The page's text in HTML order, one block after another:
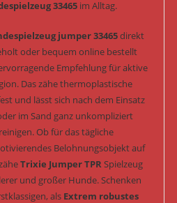
33465im Alltag.
jumper 33465direkt
oder bequem online bestellt
Empfehlung für aktive
Das zähe thermoplastische
und lässt sich nach dem Einsatz
im Sand ganz unkompliziert
Ob für das tägliche
Belohnungsobjekt auf
Trixie Jumper TPRSpielzeug
und großer Hunde. Schenken
als Extrem robustes